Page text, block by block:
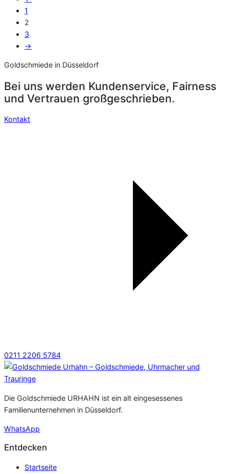
1
2
3
→
Goldschmiede in Düsseldorf
Bei uns werden Kundenservice, Fairness
und Vertrauen großgeschrieben.
Kontakt
0211 2206 5784
Die Goldschmiede URHAHN ist ein alt eingesessenes
Familienunternehmen in Düsseldorf.
WhatsApp
Entdecken
Startseite